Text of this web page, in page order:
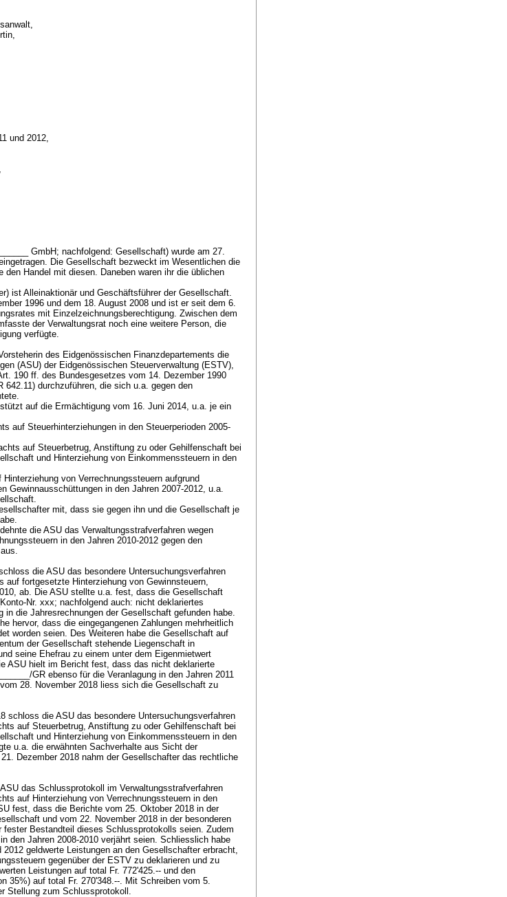
und 2012,
GmbH; nachfolgend: Gesellschaft) wurde am 27.
Die Gesellschaft bezweckt im Wesentlichen die
den Handel mit diesen. Daneben waren ihr die üblichen
ist Alleinaktionär und Geschäftsführer der Gesellschaft.
1996 und dem 18. August 2008 und ist er seit dem 6.
mit Einzelzeichnungsberechtigung. Zwischen dem
der Verwaltungsrat noch eine weitere Person, die
verfügte.
des Eidgenössischen Finanzdepartements die
(ASU) der Eidgenössischen Steuerverwaltung (ESTV),
190 ff. des Bundesgesetzes vom 14. Dezember 1990
642.11) durchzuführen, die sich u.a. gegen den
auf die Ermächtigung vom 16. Juni 2014, u.a. je ein
auf Steuerhinterziehungen in den Steuerperioden 2005-
auf Steuerbetrug, Anstiftung zu oder Gehilfenschaft bei
und Hinterziehung von Einkommenssteuern in den
von Verrechnungssteuern aufgrund
Gewinnausschüttungen in den Jahren 2007-2012, u.a.
mit, dass sie gegen ihn und die Gesellschaft je
die ASU das Verwaltungsstrafverfahren wegen
in den Jahren 2010-2012 gegen den
die ASU das besondere Untersuchungsverfahren
auf fortgesetzte Hinterziehung von Gewinnsteuern,
ab. Die ASU stellte u.a. fest, dass die Gesellschaft
Nr. xxx; nachfolgend auch: nicht deklariertes
in die Jahresrechnungen der Gesellschaft gefunden habe.
hervor, dass die eingegangenen Zahlungen mehrheitlich
worden seien. Des Weiteren habe die Gesellschaft auf
der Gesellschaft stehende Liegenschaft in
seine Ehefrau zu einem unter dem Eigenmietwert
ASU hielt im Bericht fest, dass das nicht deklarierte
GR ebenso für die Veranlagung in den Jahren 2011
28. November 2018 liess sich die Gesellschaft zu
schloss die ASU das besondere Untersuchungsverfahren
auf Steuerbetrug, Anstiftung zu oder Gehilfenschaft bei
und Hinterziehung von Einkommenssteuern in den
u.a. die erwähnten Sachverhalte aus Sicht der
Dezember 2018 nahm der Gesellschafter das rechtliche
das Schlussprotokoll im Verwaltungsstrafverfahren
auf Hinterziehung von Verrechnungssteuern in den
fest, dass die Berichte vom 25. Oktober 2018 in der
und vom 22. November 2018 in der besonderen
fester Bestandteil dieses Schlussprotokolls seien. Zudem
den Jahren 2008-2010 verjährt seien. Schliesslich habe
geldwerte Leistungen an den Gesellschafter erbracht,
gegenüber der ESTV zu deklarieren und zu
Leistungen auf total Fr. 772'425.-- und den
35%) auf total Fr. 270'348.--. Mit Schreiben vom 5.
Stellung zum Schlussprotokoll.